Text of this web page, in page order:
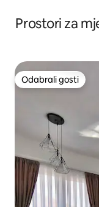
Prostori za
Odabrali gosti
Odabrali gosti